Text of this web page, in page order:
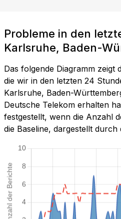
Probleme in den
Karlsruhe, Baden-
Das folgende Diagramm zeigt
die wir in den letzten 24
Karlsruhe, Baden-
Deutsche Telekom erhalten
festgestellt, wenn die Anzahl
die Baseline, dargestellt durch